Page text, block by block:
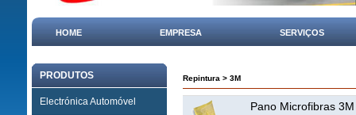
HOME EMPRESA SERVIÇOS
PRODUTOS
Electrónica Automóvel
Repintura > 3M
Pano Microfibras